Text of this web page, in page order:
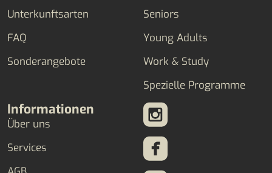
Unterkunftsarten
FAQ
Sonderangebote
Seniors
Young Adults
Work & Study
Spezielle Programme
Informationen
Über uns
Services